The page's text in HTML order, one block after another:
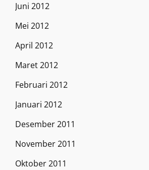
Juni 2012
Mei 2012
April 2012
Maret 2012
Februari 2012
Januari 2012
Desember 2011
November 2011
Oktober 2011